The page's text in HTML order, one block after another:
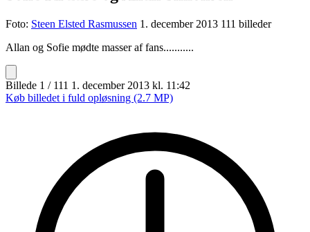
Foto: Steen Elsted Rasmussen 1. december 2013 111 billeder
Allan og Sofie mødte masser af fans...........
Billede 1 / 111 1. december 2013 kl. 11:42
Køb billedet i fuld opløsning (2.7 MP)